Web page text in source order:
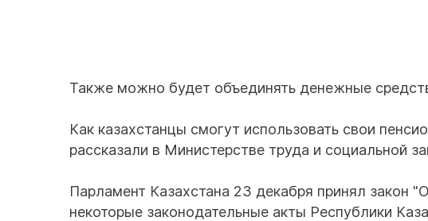
Также можно будет объединять денежные
Как казахстанцы смогут использовать свои
рассказали в Министерстве труда и социальной
Парламент Казахстана 23 декабря принял закон
некоторые законодательные акты Республики